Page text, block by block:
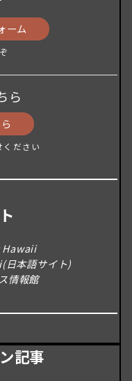
ーム
ら
ください
本語サイト)
情報館
記事